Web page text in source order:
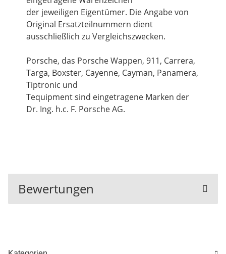
der jeweiligen Eigentümer. Die Angabe von
Original Ersatzteilnummern dient
ausschließlich zu Vergleichszwecken.
Porsche, das Porsche Wappen, 911, Carrera,
Targa, Boxster, Cayenne, Cayman, Panamera,
Tiptronic und
Tequipment sind eingetragene Marken der
Dr. Ing. h.c. F. Porsche AG.
Bewertungen